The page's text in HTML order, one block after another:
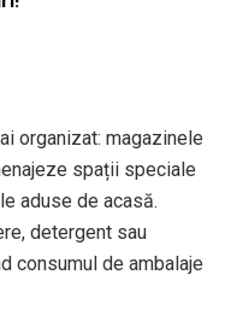
organizat: magazinele
spații speciale
aduse de acasă.
detergent sau
consumul de ambalaje